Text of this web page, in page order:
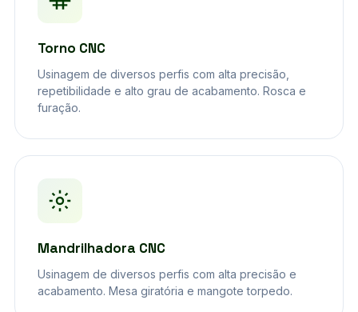
Torno CNC
Usinagem de diversos perfis com alta precisão,
repetibilidade e alto grau de acabamento. Rosca e
furação.
Mandrilhadora CNC
Usinagem de diversos perfis com alta precisão e
acabamento. Mesa giratória e mangote torpedo.